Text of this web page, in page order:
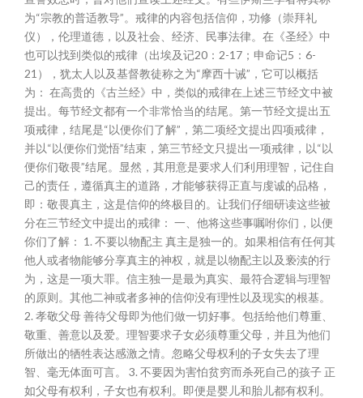
为“宗教的普适教导”。戒律的内容包括信仰，功修（崇拜礼
仪），伦理道德，以及社会、经济、民事法律。在《圣经》中
也可以找到类似的戒律（出埃及记20：2-17；申命记5：6-
21），犹太人以及基督教徒称之为“摩西十诫”，它可以概括
为： 在高贵的《古兰经》中，类似的戒律在上述三节经文中被
提出。每节经文都有一个非常恰当的结尾。第一节经文提出五
项戒律，结尾是“以便你们了解”，第二项经文提出四项戒律，
并以“以便你们觉悟”结束，第三节经文只提出一项戒律，以“以
便你们敬畏”结尾。显然，其用意是要求人们利用理智，记住自
己的责任，遵循真主的道路，才能够获得正直与虔诚的品格，
即：敬畏真主，这是信仰的终极目的。让我们仔细研读这些被
分在三节经文中提出的戒律： 一、他将这些事嘱咐你们，以便
你们了解： 1. 不要以物配主 真主是独一的。如果相信有任何其
他人或者物能够分享真主的神权，就是以物配主以及亵渎的行
为，这是一项大罪。信主独一是最为真实、最符合逻辑与理智
的原则。其他二神或者多神的信仰没有理性以及现实的根基。
2. 孝敬父母 善待父母即为他们做一切好事。包括给他们尊重、
敬重、善意以及爱。理智要求子女必须尊重父母，并且为他们
所做出的牺牲表达感激之情。忽略父母权利的子女失去了理
智、毫无体面可言。 3. 不要因为害怕贫穷而杀死自己的孩子 正
如父母有权利，子女也有权利。即便是婴儿和胎儿都有权利。